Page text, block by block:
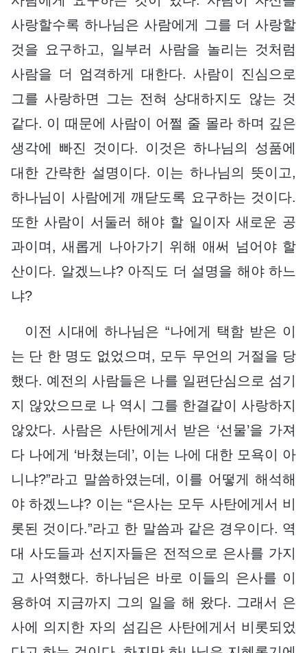
사랑할수록 하나님은 사람에게 그를 더 사랑할
것을 요구하고, 일부러 사람을 놀리는 것처럼
사람을 더 엄격하게 대한다. 사람이 진심으로
그를 사랑하면 그는 전혀 상대하지도 않는 것
같다. 이 때문에 사람이 어쩔 줄 몰라 하며 깊은
생각에 빠진 것이다. 이것은 하나님의 성품에
대한 간략한 설명이다. 이는 하나님의 뜻이고,
하나님이 사람에게 깨닫도록 요구하는 것이다.
또한 사람이 서둘러 해야 할 일이자 새로운 공
과이며, 새롭게 나아가기 위해 애써 넘어야 할
산이다. 알겠느냐? 아직도 더 설명을 해야 하느
냐?
이전 시대에 하나님은 “나에게 택함 받은 이
는 단 한 명도 없었으며, 모두 무언의 거절을 당
했다. 예전의 사람들은 나를 일편단심으로 섬기
지 않았으므로 나 역시 그를 한결같이 사랑하지
않았다. 사람은 사탄에게서 받은 ‘선물’을 가져
다 나에게 ‘바쳤는데’, 이는 나에 대한 모욕이 아
니냐?”라고 말씀하였는데, 이를 어떻게 해석해
야 하겠느냐? 이는 “은사는 모두 사탄에게서 비
롯된 것이다.”라고 한 말씀과 같은 경우이다. 역
대 사도들과 선지자들은 전적으로 은사를 가지
고 사역했다. 하나님은 바로 이들의 은사를 이
용하여 지금까지 그의 일을 해 왔다. 그래서 은
사에 의지한 자의 섬김은 사탄에게서 비롯되었